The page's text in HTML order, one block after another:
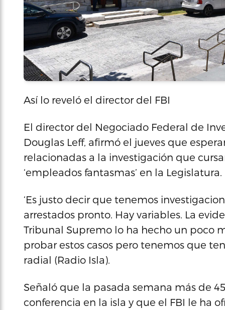
Así lo reveló el director del FBI
El director del Negociado Federal de
Douglas Leff, afirmó el jueves que
relacionadas a la investigación que
‘empleados fantasmas’ en la Legislatura.
‘Es justo decir que tenemos
arrestados pronto. Hay variables. La
Tribunal Supremo lo ha hecho un poco
probar estos casos pero tenemos que
radial (Radio Isla).
Señaló que la pasada semana más de
conferencia en la isla y que el FBI le ha